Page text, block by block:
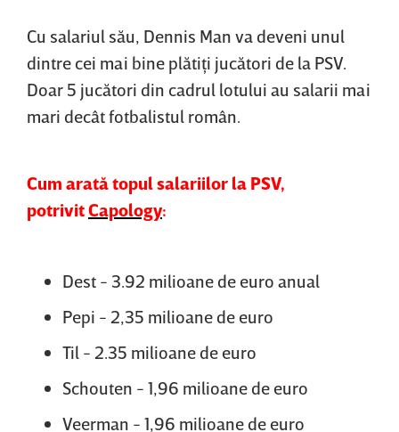
Cu salariul său, Dennis Man va deveni unul
dintre cei mai bine plătiţi jucători de la PSV.
Doar 5 jucători din cadrul lotului au salarii mai
mari decât fotbalistul român.
Cum arată topul salariilor la PSV,
potrivitCapology:
Dest - 3.92 milioane de euro anual
Pepi - 2,35 milioane de euro
Til - 2.35 milioane de euro
Schouten - 1,96 milioane de euro
Veerman - 1,96 milioane de euro